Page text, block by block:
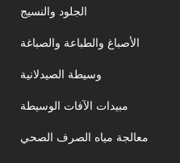
الجلود والنسيج
الأصباغ والطباعة والصباغة
وسيطة الصيدلانية
مبيدات الآفات الوسيطة
معالجة مياه الصرف الصحي